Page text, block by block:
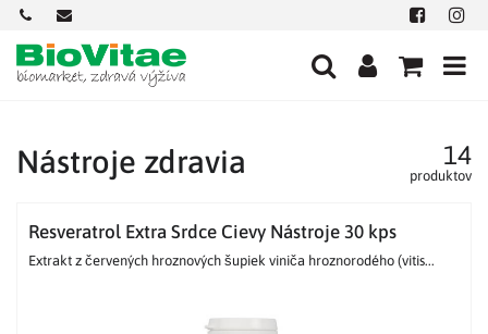
+421
901
712
584
office@biovitae.sk Facebook
Nástroje zdravia 14
produktov
Resveratrol Extra Srdce Cievy Nástroje 30 kps
Extrakt z červených hroznových šupiek viniča hroznorodého (vitis...